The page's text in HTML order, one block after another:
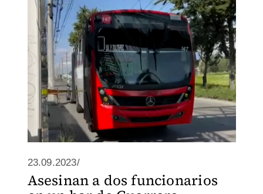
23.09.2023/
Asesinan a dos funcionarios